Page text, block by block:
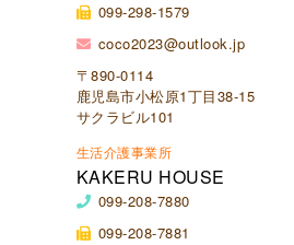
099-298-1579
coco2023@outlook.jp
〒890-0114
鹿児島市小松原1丁目38-15
サクラビル101
生活介護事業所
KAKERU HOUSE
099-208-7880
099-208-7881